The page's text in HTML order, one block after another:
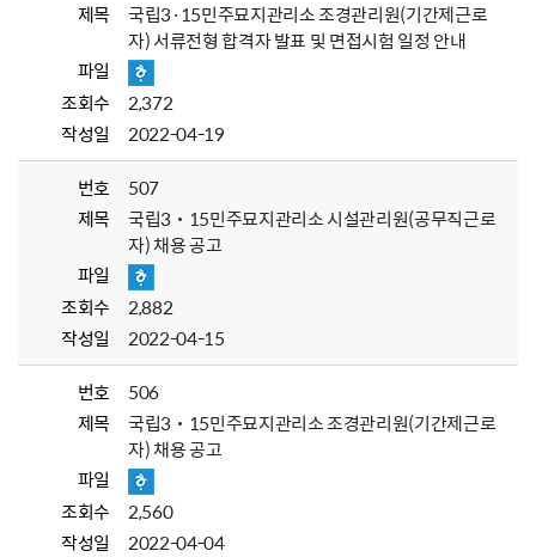
제목
국립3·15민주묘지관리소 조경관리원(기간제근로
자) 서류전형 합격자 발표 및 면접시험 일정 안내
파일
조회수
2,372
작성일
2022-04-19
번호
507
제목
국립3˙15민주묘지관리소 시설관리원(공무직근로
자) 채용 공고
파일
조회수
2,882
작성일
2022-04-15
번호
506
제목
국립3˙15민주묘지관리소 조경관리원(기간제근로
자) 채용 공고
파일
조회수
2,560
작성일
2022-04-04